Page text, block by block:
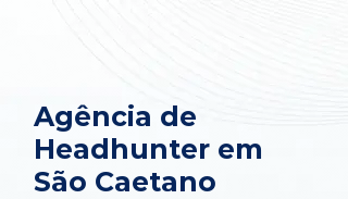
Agência de
Headhunter em
São Caetano